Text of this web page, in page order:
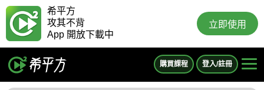
希平方
攻其不背
App 開放下載中
立即使用
購買課程 登入/註冊